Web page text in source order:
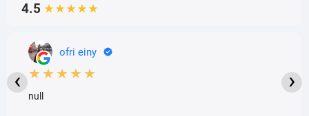
4.5 ★★★★★
ofri einy
★★★★★
null
‹ ›